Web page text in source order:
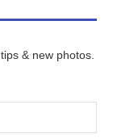
& new photos.